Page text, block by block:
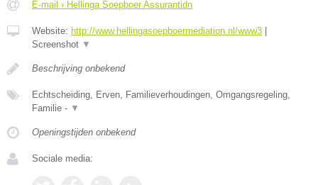
E-mail › Hellinga Soepboer Assurantidn
Website: http://www.hellingasoepboermediation.nl/www3
Screenshot ▼
Beschrijving onbekend
Echtscheiding, Erven, Familieverhoudingen, Omgangsregeling,
Familie - ▼
Openingstijden onbekend
Sociale media: